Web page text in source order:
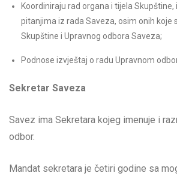
Koordiniraju rad organa i tijela Skupštine,
pitanjima iz rada Saveza, osim onih koje
Skupštine i Upravnog odbora Saveza;
Podnose izvještaj o radu Upravnom
Sekretar Saveza
Savez ima Sekretara kojeg imenuje i
odbor.
Mandat sekretara je četiri godine sa